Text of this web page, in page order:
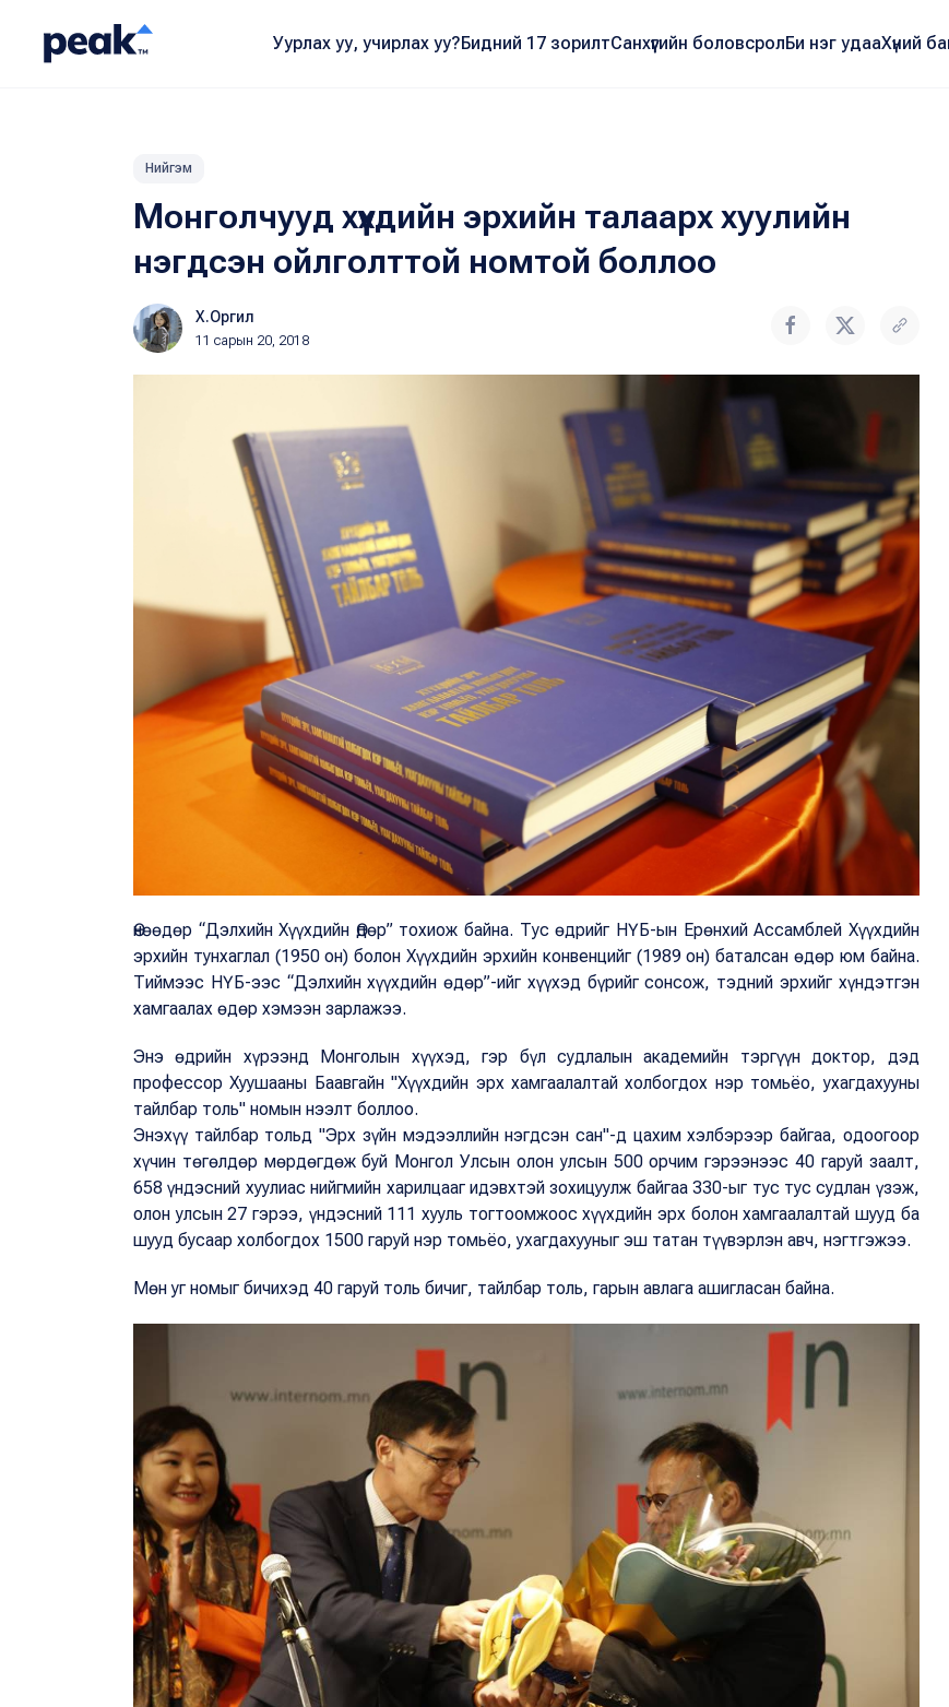
Уурлах уу, учирлах уу?Бидний 17 зорилтСанхүүгийн боловсролБи нэг удааХүний
Нийгэм
Монголчууд хүүхдийн эрхийн талаарх хуулийн
нэгдсэн ойлголттой номтой боллоо
Х.Оргил
11 сарын 20, 2018
Өнөөдөр “Дэлхийн Хүүхдийн Өдөр” тохиож байна. Тус өдрийг НҮБ-ын Ерөнхий Ассамблей Хүүхдийн
эрхийн тунхаглал (1950 он) болон Хүүхдийн эрхийн конвенцийг (1989 он) баталсан өдөр юм байна.
Тиймээс НҮБ-ээс “Дэлхийн хүүхдийн өдөр”-ийг хүүхэд бүрийг сонсож, тэдний эрхийг хүндэтгэн
хамгаалах өдөр хэмээн зарлажээ.
Энэ өдрийн хүрээнд Монголын хүүхэд, гэр бүл судлалын академийн тэргүүн доктор, дэд
профессор Хуушааны Баавгайн "Хүүхдийн эрх хамгаалалтай холбогдох нэр томьёо, ухагдахууны
тайлбар толь" номын нээлт боллоо.
Энэхүү тайлбар тольд "Эрх зүйн мэдээллийн нэгдсэн сан"-д цахим хэлбэрээр байгаа, одоогоор
хүчин төгөлдөр мөрдөгдөж буй Монгол Улсын олон улсын 500 орчим гэрээнээс 40 гаруй заалт,
658 үндэсний хуулиас нийгмийн харилцааг идэвхтэй зохицуулж байгаа 330-ыг тус тус судлан үзэж,
олон улсын 27 гэрээ, үндэсний 111 хууль тогтоомжоос хүүхдийн эрх болон хамгаалалтай шууд ба
шууд бусаар холбогдох 1500 гаруй нэр томьёо, ухагдахууныг эш татан түүвэрлэн авч, нэгтгэжээ.
Мөн уг номыг бичихэд 40 гаруй толь бичиг, тайлбар толь, гарын авлага ашигласан байна.